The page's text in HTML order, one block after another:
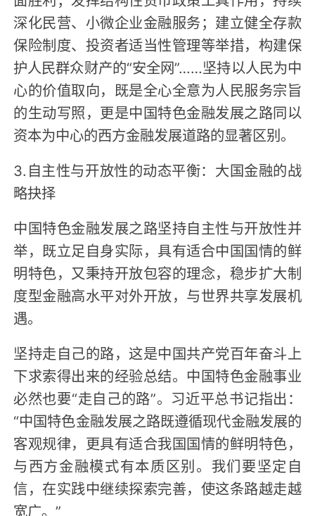
深化民营、小微企业金融服务；建立健全存款
保险制度、投资者适当性管理等举措，构建保
护人民群众财产的“安全网”……坚持以人民为中
心的价值取向，既是全心全意为人民服务宗旨
的生动写照，更是中国特色金融发展之路同以
资本为中心的西方金融发展道路的显著区别。
3.自主性与开放性的动态平衡：大国金融的战
略抉择
中国特色金融发展之路坚持自主性与开放性并
举，既立足自身实际，具有适合中国国情的鲜
明特色，又秉持开放包容的理念，稳步扩大制
度型金融高水平对外开放，与世界共享发展机
遇。
坚持走自己的路，这是中国共产党百年奋斗上
下求索得出来的经验总结。中国特色金融事业
必然也要“走自己的路”。习近平总书记指出：
“中国特色金融发展之路既遵循现代金融发展的
客观规律，更具有适合我国国情的鲜明特色，
与西方金融模式有本质区别。我们要坚定自
信，在实践中继续探索完善，使这条路越走越
宽广。”